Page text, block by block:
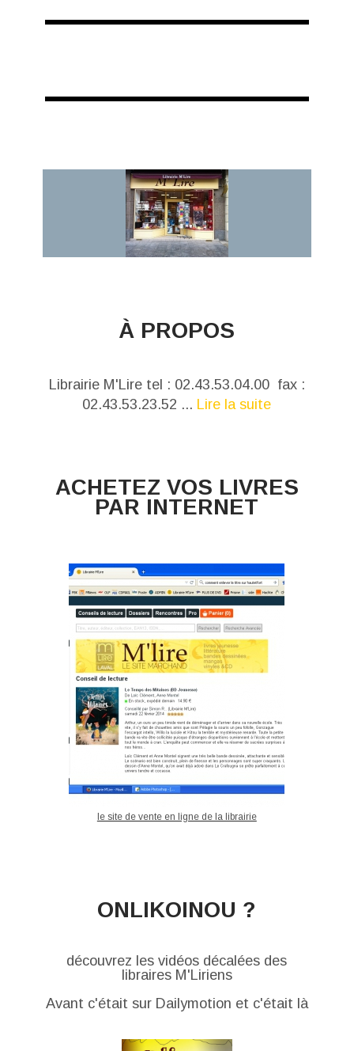
À PROPOS
Librairie M'Lire tel : 02.43.53.04.00 fax :
02.43.53.23.52 ... Lire la suite
ACHETEZ VOS LIVRES
PAR INTERNET
le site de vente en ligne de la librairie
ONLIKOINOU ?
découvrez les vidéos décalées des
libraires M'Liriens
Avant c'était sur Dailymotion et c'était là